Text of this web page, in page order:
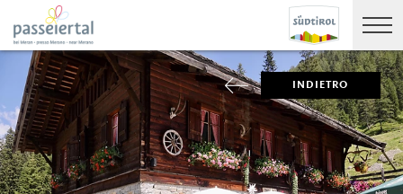
INDIETRO